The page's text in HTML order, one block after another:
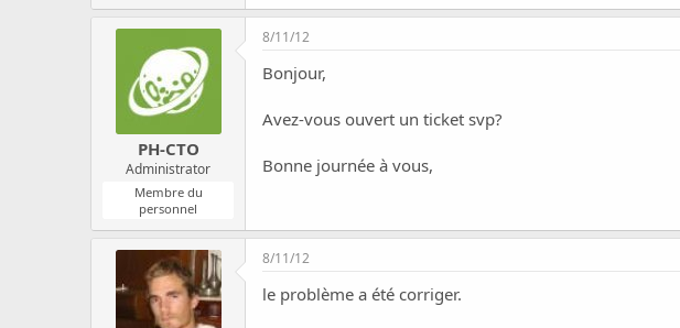
PH-CTO
Administrator
Membre du
personnel
8/11/12
Bonjour,
Avez-vous ouvert un ticket svp?
Bonne journée à vous,
8/11/12
le problème a été corriger.